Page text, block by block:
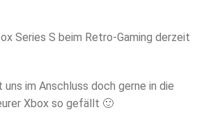
Series S beim Retro-Gaming derzeit
im Anschluss doch gerne in die
Xbox so gefällt 🙂